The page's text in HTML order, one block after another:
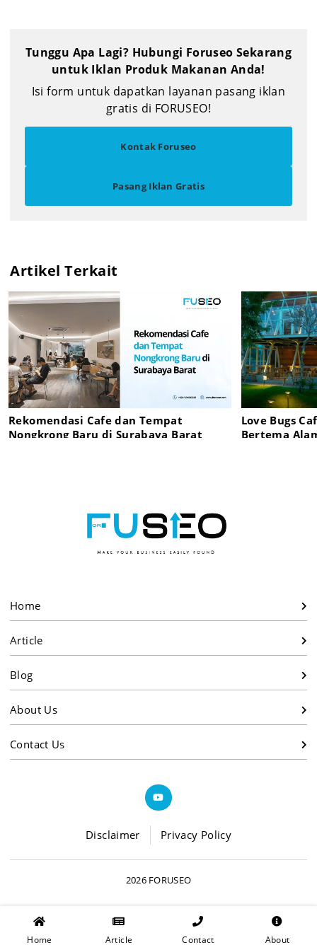
Tunggu Apa Lagi? Hubungi Foruseo Sekarang
untuk Iklan Produk Makanan Anda!
Isi form untuk dapatkan layanan pasang iklan
gratis di FORUSEO!
Kontak Foruseo
Pasang Iklan Gratis
Artikel Terkait
Rekomendasi Cafe dan Tempat
Nongkrong Baru di Surabaya Barat
Love Bugs
Bertema
Home
Article
Blog
About Us
Contact Us
Disclaimer Privacy Policy
2026 FORUSEO
Home Article Contact About